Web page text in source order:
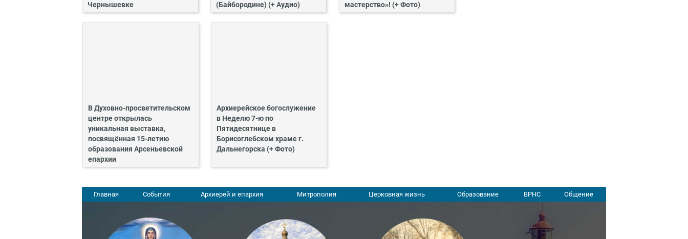
Чернышевке
(Байбородине) (+ Аудио)
мастерство»! (+ Фото)
В Духовно-просветительском
центре открылась
уникальная выставка,
посвящённая 15-летию
образования Арсеньевской
епархии
Архиерейское богослужение
в Неделю 7-ю по
Пятидесятнице в
Борисоглебском храме г.
Дальнегорска (+ Фото)
Главная События Архиерей и епархия Митрополия Церковная жизнь Образование ВРНС Общение